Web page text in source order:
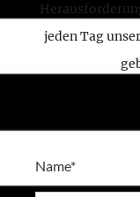
jeden Tag
Name*